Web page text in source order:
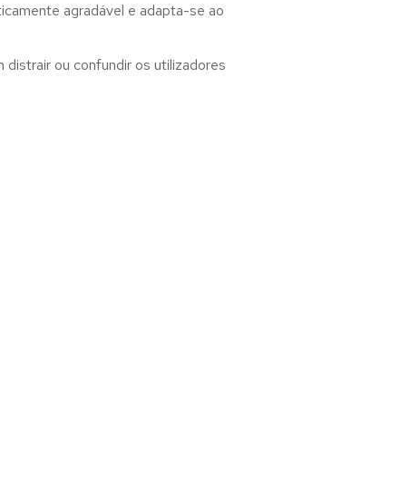
agradável e adapta-se ao
distrair ou confundir os utilizadores